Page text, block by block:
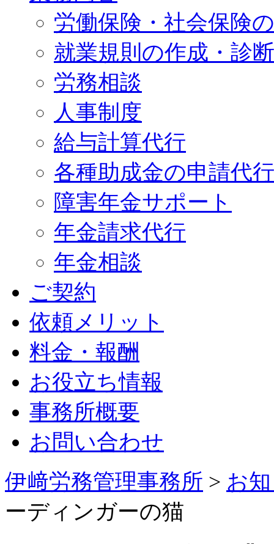
労働保険・社会保険
就業規則の作成・診断
労務相談
人事制度
給与計算代行
各種助成金の申請代行
障害年金サポート
年金請求代行
年金相談
ご契約
依頼メリット
料金・報酬
お役立ち情報
事務所概要
お問い合わせ
伊﨑労務管理事務所 > お
ーディンガーの猫